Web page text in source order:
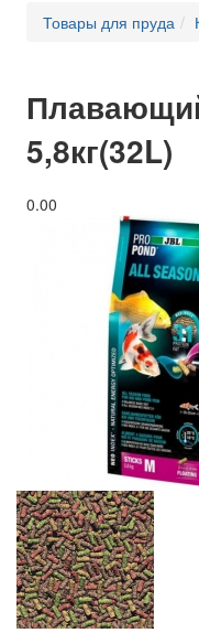
Товары для пруда
5,8кг(32L)
0.00